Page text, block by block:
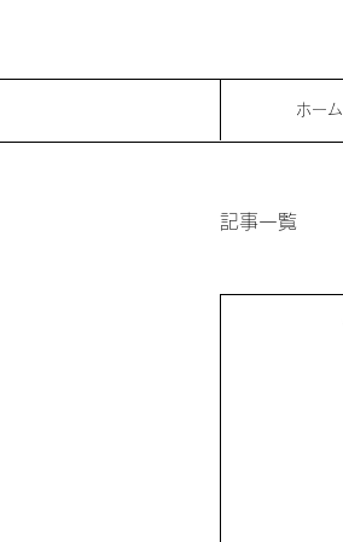
ホーム
記事一覧